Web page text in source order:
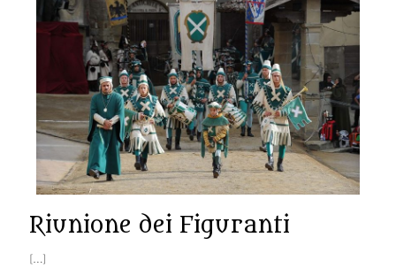
Riunione dei Figuranti
[…]